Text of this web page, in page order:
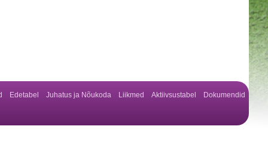
Edetabel Juhatus ja Nõukoda Liikmed Aktiivsustabel
Dokumendid